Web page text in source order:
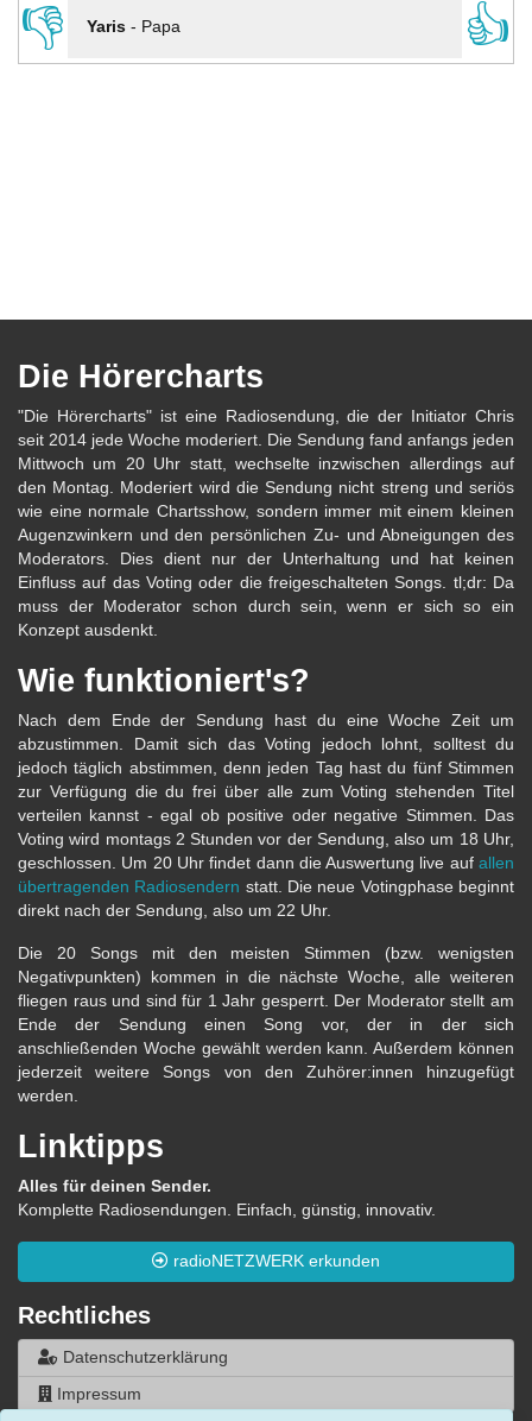
👎
Yaris- Papa 👍
Die Hörercharts
"Die Hörercharts" ist eine Radiosendung, die der Initiator Chris
seit 2014 jede Woche moderiert. Die Sendung fand anfangs jeden
Mittwoch um 20 Uhr statt, wechselte inzwischen allerdings auf
den Montag. Moderiert wird die Sendung nicht streng und seriös
wie eine normale Chartsshow, sondern immer mit einem kleinen
Augenzwinkern und den persönlichen Zu- und Abneigungen des
Moderators. Dies dient nur der Unterhaltung und hat keinen
Einfluss auf das Voting oder die freigeschalteten Songs. tl;dr: Da
muss der Moderator schon durch sein, wenn er sich so ein
Konzept ausdenkt.
Wie funktioniert's?
Nach dem Ende der Sendung hast du eine Woche Zeit um
abzustimmen. Damit sich das Voting jedoch lohnt, solltest du
jedoch täglich abstimmen, denn jeden Tag hast du fünf Stimmen
zur Verfügung die du frei über alle zum Voting stehenden Titel
verteilen kannst - egal ob positive oder negative Stimmen. Das
Voting wird montags 2 Stunden vor der Sendung, also um 18 Uhr,
geschlossen. Um 20 Uhr findet dann die Auswertung live auf allen
übertragenden Radiosendern statt. Die neue Votingphase beginnt
direkt nach der Sendung, also um 22 Uhr.
Die 20 Songs mit den meisten Stimmen (bzw. wenigsten
Negativpunkten) kommen in die nächste Woche, alle weiteren
fliegen raus und sind für 1 Jahr gesperrt. Der Moderator stellt am
Ende der Sendung einen Song vor, der in der sich
anschließenden Woche gewählt werden kann. Außerdem können
jederzeit weitere Songs von den Zuhörer:innen hinzugefügt
werden.
Linktipps
Alles für deinen Sender.
Komplette Radiosendungen. Einfach, günstig, innovativ.
radioNETZWERK erkunden
Rechtliches
Datenschutzerklärung
Impressum